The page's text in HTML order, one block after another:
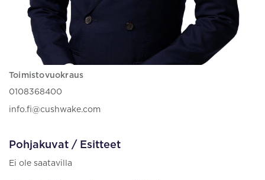
Toimistovuokraus
0108368400
info.fi@cushwake.com
Pohjakuvat / Esitteet
Ei ole saatavilla